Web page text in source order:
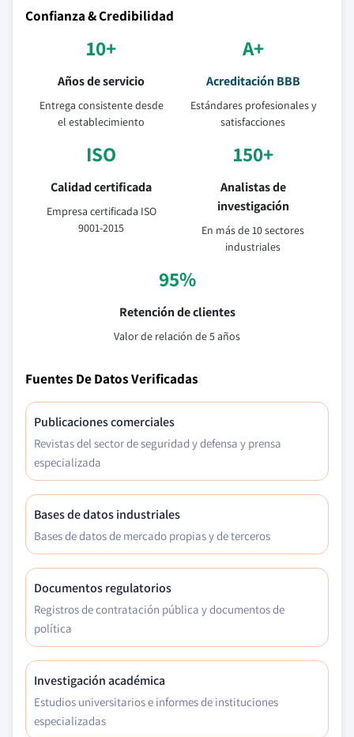
Confianza & Credibilidad
10+
Años de servicio
Entrega consistente desde
el establecimiento
A+
Acreditación BBB
Estándares profesionales y
satisfacciones
ISO
Calidad certificada
Empresa certificada ISO
9001-2015
150+
Analistas de
investigación
En más de 10 sectores
industriales
95%
Retención de clientes
Valor de relación de 5 años
Fuentes De Datos Verificadas
Publicaciones comerciales
Revistas del sector de seguridad y defensa y prensa
especializada
Bases de datos industriales
Bases de datos de mercado propias y de terceros
Documentos regulatorios
Registros de contratación pública y documentos de
política
Investigación académica
Estudios universitarios e informes de instituciones
especializadas